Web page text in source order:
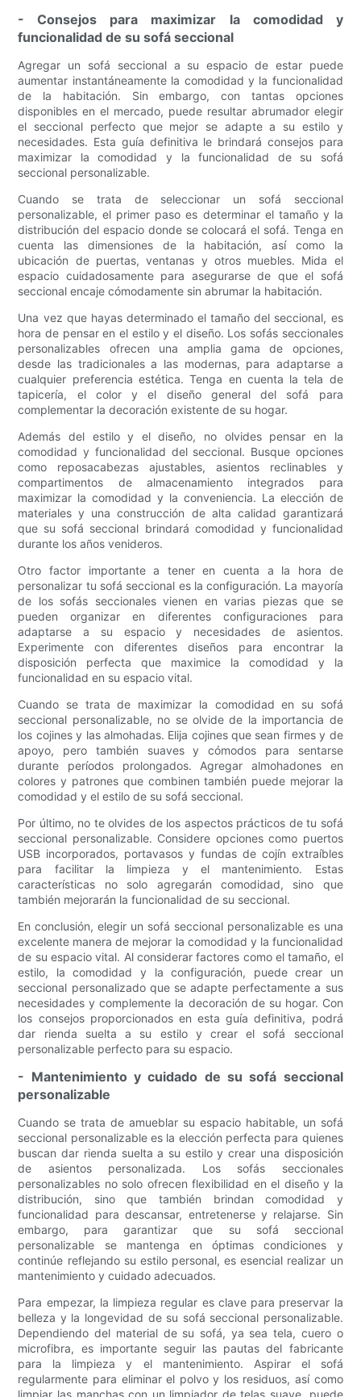
- Consejos para maximizar la comodidad y
funcionalidad de su sofá seccional
Agregar un sofá seccional a su espacio de estar puede
aumentar instantáneamente la comodidad y la funcionalidad
de la habitación. Sin embargo, con tantas opciones
disponibles en el mercado, puede resultar abrumador elegir
el seccional perfecto que mejor se adapte a su estilo y
necesidades. Esta guía definitiva le brindará consejos para
maximizar la comodidad y la funcionalidad de su sofá
seccional personalizable.
Cuando se trata de seleccionar un sofá seccional
personalizable, el primer paso es determinar el tamaño y la
distribución del espacio donde se colocará el sofá. Tenga en
cuenta las dimensiones de la habitación, así como la
ubicación de puertas, ventanas y otros muebles. Mida el
espacio cuidadosamente para asegurarse de que el sofá
seccional encaje cómodamente sin abrumar la habitación.
Una vez que hayas determinado el tamaño del seccional, es
hora de pensar en el estilo y el diseño. Los sofás seccionales
personalizables ofrecen una amplia gama de opciones,
desde las tradicionales a las modernas, para adaptarse a
cualquier preferencia estética. Tenga en cuenta la tela de
tapicería, el color y el diseño general del sofá para
complementar la decoración existente de su hogar.
Además del estilo y el diseño, no olvides pensar en la
comodidad y funcionalidad del seccional. Busque opciones
como reposacabezas ajustables, asientos reclinables y
compartimentos de almacenamiento integrados para
maximizar la comodidad y la conveniencia. La elección de
materiales y una construcción de alta calidad garantizará
que su sofá seccional brindará comodidad y funcionalidad
durante los años venideros.
Otro factor importante a tener en cuenta a la hora de
personalizar tu sofá seccional es la configuración. La mayoría
de los sofás seccionales vienen en varias piezas que se
pueden organizar en diferentes configuraciones para
adaptarse a su espacio y necesidades de asientos.
Experimente con diferentes diseños para encontrar la
disposición perfecta que maximice la comodidad y la
funcionalidad en su espacio vital.
Cuando se trata de maximizar la comodidad en su sofá
seccional personalizable, no se olvide de la importancia de
los cojines y las almohadas. Elija cojines que sean firmes y de
apoyo, pero también suaves y cómodos para sentarse
durante períodos prolongados. Agregar almohadones en
colores y patrones que combinen también puede mejorar la
comodidad y el estilo de su sofá seccional.
Por último, no te olvides de los aspectos prácticos de tu sofá
seccional personalizable. Considere opciones como puertos
USB incorporados, portavasos y fundas de cojín extraíbles
para facilitar la limpieza y el mantenimiento. Estas
características no solo agregarán comodidad, sino que
también mejorarán la funcionalidad de su seccional.
En conclusión, elegir un sofá seccional personalizable es una
excelente manera de mejorar la comodidad y la funcionalidad
de su espacio vital. Al considerar factores como el tamaño, el
estilo, la comodidad y la configuración, puede crear un
seccional personalizado que se adapte perfectamente a sus
necesidades y complemente la decoración de su hogar. Con
los consejos proporcionados en esta guía definitiva, podrá
dar rienda suelta a su estilo y crear el sofá seccional
personalizable perfecto para su espacio.
- Mantenimiento y cuidado de su sofá seccional
personalizable
Cuando se trata de amueblar su espacio habitable, un sofá
seccional personalizable es la elección perfecta para quienes
buscan dar rienda suelta a su estilo y crear una disposición
de asientos personalizada. Los sofás seccionales
personalizables no solo ofrecen flexibilidad en el diseño y la
distribución, sino que también brindan comodidad y
funcionalidad para descansar, entretenerse y relajarse. Sin
embargo, para garantizar que su sofá seccional
personalizable se mantenga en óptimas condiciones y
continúe reflejando su estilo personal, es esencial realizar un
mantenimiento y cuidado adecuados.
Para empezar, la limpieza regular es clave para preservar la
belleza y la longevidad de su sofá seccional personalizable.
Dependiendo del material de su sofá, ya sea tela, cuero o
microfibra, es importante seguir las pautas del fabricante
para la limpieza y el mantenimiento. Aspirar el sofá
regularmente para eliminar el polvo y los residuos, así como